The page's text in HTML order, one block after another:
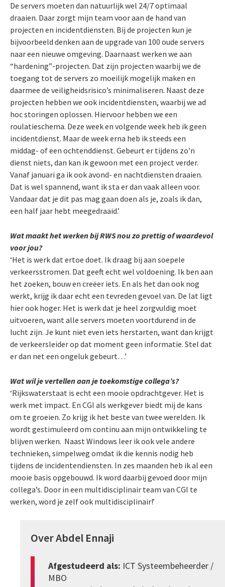
De servers moeten dan natuurlijk wel 24/7 optimaal
draaien. Daar zorgt mijn team voor aan de hand van
projecten en incidentdiensten. Bij de projecten kun je
bijvoorbeeld denken aan de upgrade van 100 oude servers
naar een nieuwe omgeving. Daarnaast werken we aan
“hardening”-projecten. Dat zijn projecten waarbij we de
toegang tot de servers zo moeilijk mogelijk maken en
daarmee de veiligheidsrisico’s minimaliseren. Naast deze
projecten hebben we ook incidentdiensten, waarbij we ad
hoc storingen oplossen. Hiervoor hebben we een
roulatieschema. Deze week en volgende week heb ik geen
incidentdienst. Maar de week erna heb ik steeds een
middag- of een ochtenddienst. Gebeurt er tijdens zo’n
dienst niets, dan kan ik gewoon met een project verder.
Vanaf januari ga ik ook avond- en nachtdiensten draaien.
Dat is wel spannend, want ik sta er dan vaak alleen voor.
Vandaar dat je dit pas mag gaan doen als je, zoals ik dan,
een half jaar hebt meegedraaid.’
Wat maakt het werken bij RWS nou zo prettig of waardevol
voor jou?
‘Het is werk dat ertoe doet. Ik draag bij aan soepele
verkeersstromen. Dat geeft echt wel voldoening. Ik ben aan
het zoeken, bouw en creëer iets. En als het dan ook nog
werkt, krijg ik daar echt een tevreden gevoel van. De lat ligt
hier ook hoger. Het is werk dat je heel zorgvuldig moet
uitvoeren, want alle servers moeten voortdurend in de
lucht zijn. Je kunt niet even iets herstarten, want dan krijgt
de verkeersleider op dat moment geen informatie. Stel dat
er dan net een ongeluk gebeurt…’
Wat wil je vertellen aan je toekomstige collega’s?
‘Rijkswaterstaat is echt een mooie opdrachtgever. Het is
werk met impact. En CGI als werkgever biedt mij de kans
om te groeien. Zo krijg ik het beste van twee werelden. Ik
wordt gestimuleerd om continu aan mijn ontwikkeling te
blijven werken. Naast Windows leer ik ook vele andere
technieken, simpelweg omdat ik die kennis nodig heb
tijdens de incidentendiensten. In zes maanden heb ik al een
mooie basis opgebouwd. Ik word daarbij gevoed door mijn
collega’s. Door in een multidisciplinair team van CGI te
werken, word je zelf ook multidisciplinair!’
Over Abdel Ennaji
Afgestudeerd als: ICT Systeembeheerder /
MBO